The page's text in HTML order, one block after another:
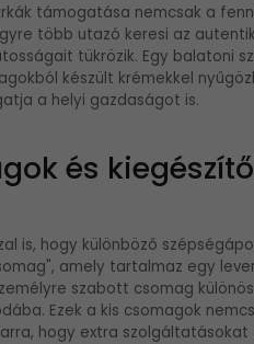
támogatása nemcsak a
több utazó keresi az
tükrözik. Egy balatoni
készült krémekkel
a helyi gazdaságot is.
és
is, hogy különböző
amely tartalmaz egy
szabott csomag
Ezek a kis csomagok
hogy extra